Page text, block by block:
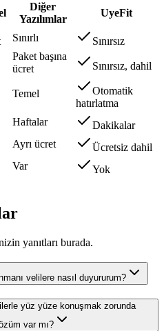
Diğer
Yazılımlar
UyeFit
Sınırlı
Sınırsız
Paket başına
ücret
Sınırsız, dahil
Temel
Otomatik
hatırlatma
Haftalar
Dakikalar
Ayrı ücret
Ücretsiz dahil
Var
Yok
yanıtları burada.
velilere nasıl duyururum?
yüz yüze konuşmak zorunda
var mı?